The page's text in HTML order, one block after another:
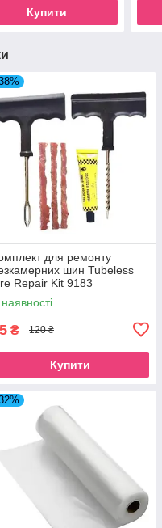
Купити
для ремонту
шин Tubeless
Repair Kit 9183
₴ 120 ₴
Купити